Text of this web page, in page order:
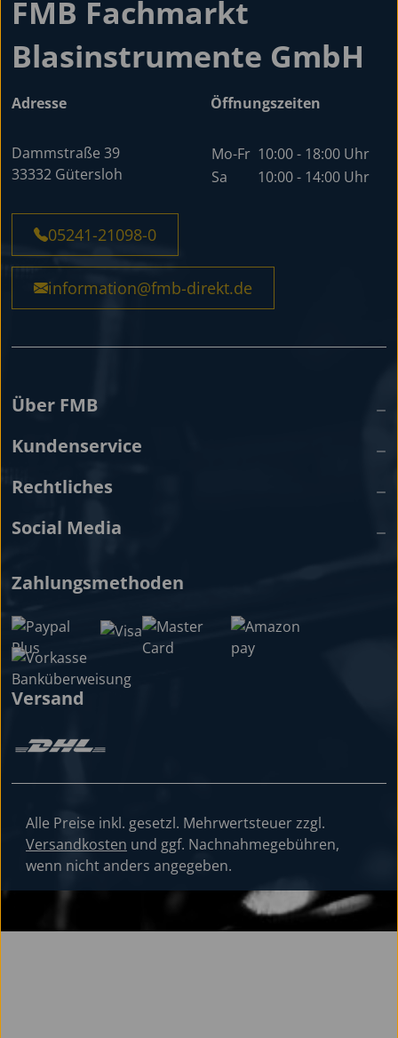
FMB Fachmarkt
Blasinstrumente GmbH
Adresse
Dammstraße 39
33332 Gütersloh
Öffnungszeiten
Mo-Fr 10:00 - 18:00 Uhr
Sa
10:00 - 14:00 Uhr
05241-21098-0
information@fmb-direkt.de
Über FMB
Kundenservice
Rechtliches
Social Media
Zahlungsmethoden
Versand
Alle Preise inkl. gesetzl. Mehrwertsteuer zzgl.
Versandkosten und ggf. Nachnahmegebühren,
wenn nicht anders angegeben.